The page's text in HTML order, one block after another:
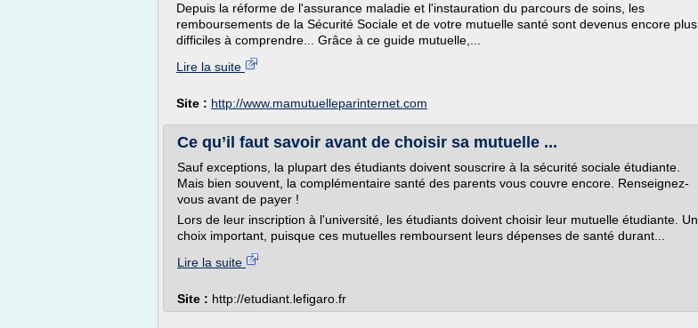
Depuis la réforme de l'assurance maladie et l'instauration du parcours de soins, les
remboursements de la Sécurité Sociale et de votre mutuelle santé sont devenus encore plus
difficiles à comprendre... Grâce à ce guide mutuelle,...
Lire la suite
Site : http://www.mamutuelleparinternet.com
Ce qu’il faut savoir avant de choisir sa mutuelle ...
Sauf exceptions, la plupart des étudiants doivent souscrire à la sécurité sociale étudiante.
Mais bien souvent, la complémentaire santé des parents vous couvre encore. Renseignez-
vous avant de payer !
Lors de leur inscription à l'université, les étudiants doivent choisir leur mutuelle étudiante. Un
choix important, puisque ces mutuelles remboursent leurs dépenses de santé durant...
Lire la suite
Site : http://etudiant.lefigaro.fr